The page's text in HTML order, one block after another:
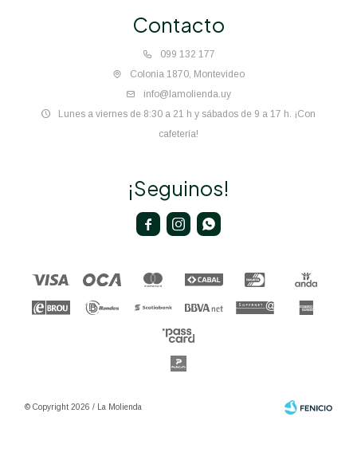
Contacto
099 132 177
Colonia 1870, Montevideo
info@lamolienda.uy
Lunes a viernes de 8:30 a 21 h y sábados de 9 a 17 h. ¡Con
cafetería!
¡Seguinos!
  
© Copyright 2026 / La Molienda